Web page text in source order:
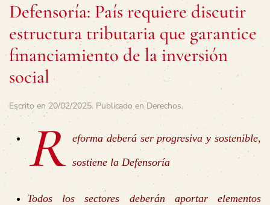
Defensoría: País requiere discutir
estructura tributaria que garantice
financiamiento de la inversión
social
Escrito en 20/02/2025. Publicado en Derechos.
R eforma deberá ser progresiva y sostenible,
sostiene la Defensoría
Todos los sectores deberán aportar elementos